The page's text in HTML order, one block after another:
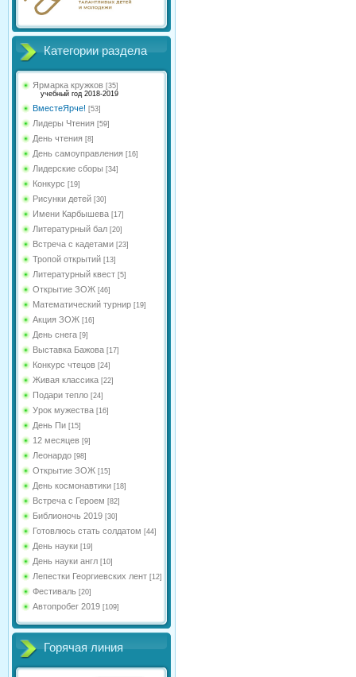
Категории раздела
Ярмарка кружков [35]
учебный год 2018-2019
ВместеЯрче! [53]
Лидеры Чтения [59]
День чтения [8]
День самоуправления [16]
Лидерские сборы [34]
Конкурс [19]
Рисунки детей [30]
Имени Карбышева [17]
Литературный бал [20]
Встреча с кадетами [23]
Тропой открытий [13]
Литературный квест [5]
Открытие ЗОЖ [46]
Математический турнир [19]
Акция ЗОЖ [16]
День снега [9]
Выставка Бажова [17]
Конкурс чтецов [24]
Живая классика [22]
Подари тепло [24]
Урок мужества [16]
День Пи [15]
12 месяцев [9]
Леонардо [98]
Открытие ЗОЖ [15]
День космонавтики [18]
Встреча с Героем [82]
Библионочь 2019 [30]
Готовлюсь стать солдатом [44]
День науки [19]
День науки англ [10]
Лепестки Георгиевских лент [12]
Фестиваль [20]
Автопробег 2019 [109]
Горячая линия